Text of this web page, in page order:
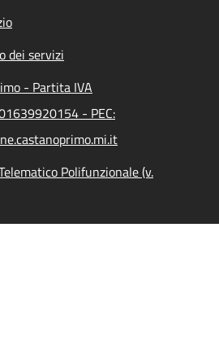
dei servizi
- Partita IVA
- PEC:
Polifunzionale (v.